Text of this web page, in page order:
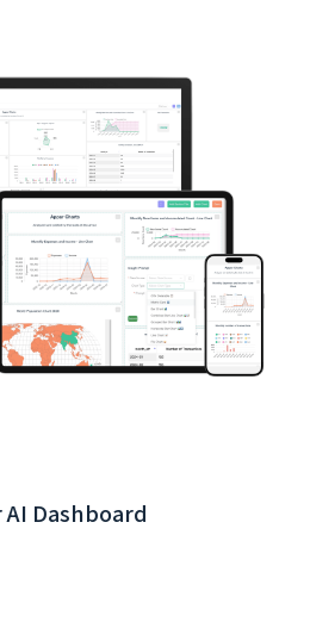
音記帳 - 說說記帳